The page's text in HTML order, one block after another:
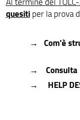
quesitiper la prova
→ Com'è
→ Consulta
→ HELP